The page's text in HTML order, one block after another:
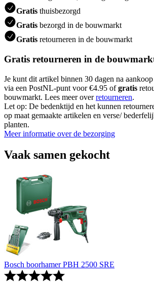
Gratis thuisbezorgd
Gratis bezorgd in de bouwmarkt
Gratis retourneren in de bouwmarkt
Gratis retourneren in de
Je kunt dit artikel binnen 30 dagen na
via een PostNL-punt voor €4.95 ofgratis
bouwmarkt. Lees meer overretourneren.
Let op: De bedenktijd en het kunnen
op maat gemaakte artikelen en verse/
planten.
Meer informatie over de bezorging
Vaak samen gekocht
Bosch boorhamer PBH 2500 SRE